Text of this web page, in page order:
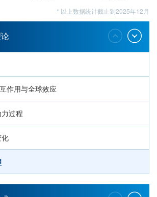
* 以上数据统计截止到2025年12月
作用与全球效应
过程